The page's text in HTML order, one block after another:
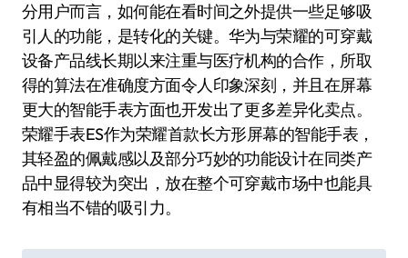
分用户而言，如何能在看时间之外提供一些足够吸
引人的功能，是转化的关键。华为与荣耀的可穿戴
设备产品线长期以来注重与医疗机构的合作，所取
得的算法在准确度方面令人印象深刻，并且在屏幕
更大的智能手表方面也开发出了更多差异化卖点。
荣耀手表ES作为荣耀首款长方形屏幕的智能手表，
其轻盈的佩戴感以及部分巧妙的功能设计在同类产
品中显得较为突出，放在整个可穿戴市场中也能具
有相当不错的吸引力。